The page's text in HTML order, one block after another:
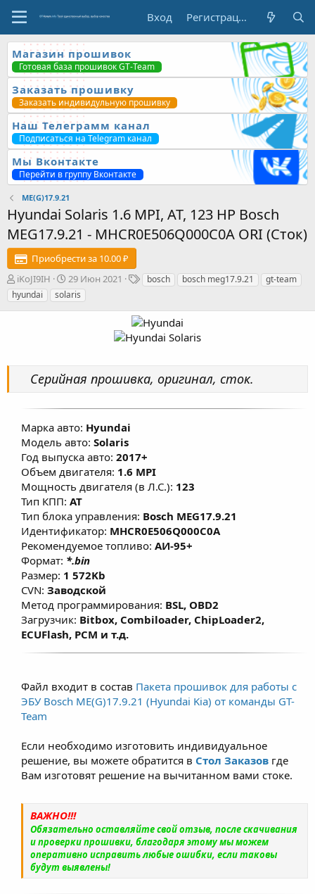
Вход Регистрация
Магазин прошивок
Готовая база прошивок GT-Team
Заказать прошивку
Заказать индивидульную прошивку
Наш Телеграмм канал
Подписаться на Telegram канал
Мы Вконтакте
Перейти в группу Вконтакте
ME(G)17.9.21
Hyundai Solaris 1.6 MPI, AT, 123 HP Bosch
MEG17.9.21 - MHCR0E506Q000C0A ORI (Сток)
Приобрести за 10.00 ₽
А
в
т
iKoJI9IH
Д
а
т
а
29 Июн 2021
Т
и
bosch bosch meg17.9.21
gt-team
hyundai
solaris
Серийная прошивка, оригинал, сток.
Марка авто: Hyundai
Модель авто: Solaris
Год выпуска авто: 2017+
Объем двигателя: 1.6 MPI
Мощность двигателя (в Л.С.): 123
Тип КПП: AT
Тип блока управления: Bosch MEG17.9.21
Идентификатор: MHCR0E506Q000C0A
Рекомендуемое топливо: АИ-95+
Формат: *.bin
Размер: 1 572Kb
CVN: Заводской
Метод программирования: BSL, OBD2
Загрузчик: Bitbox, Combiloader, ChipLoader2,
ECUFlash, PCM и т.д.
Файл входит в состав Пакета прошивок для работы с
ЭБУ Bosch ME(G)17.9.21 (Hyundai Kia) от команды GT-
Team
Если необходимо изготовить индивидуальное
решение, вы можете обратится в Стол Заказов где
Вам изготовят решение на вычитанном вами стоке.
ВАЖНО!!!
Обязательно оставляйте свой отзыв, после скачивания
и проверки прошивки, благодаря этому мы можем
оперативно исправить любые ошибки, если таковы
будут выявлены!